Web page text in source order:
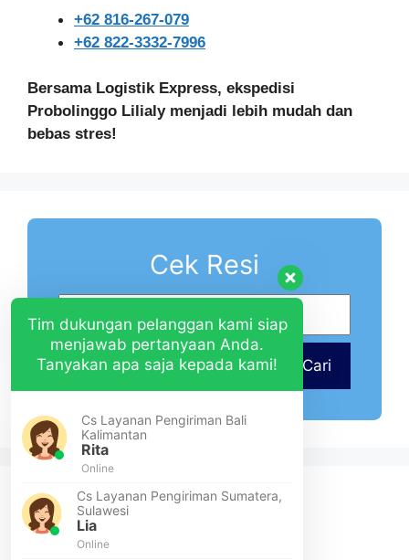
+62 816-267-079
+62 822-3332-7996
Bersama Logistik Express, ekspedisi
Probolinggo Lilialy menjadi lebih mudah dan
bebas stres!
Cek Resi
Cari
Tim dukungan pelanggan kami siap
menjawab pertanyaan Anda.
Tanyakan apa saja kepada kami!
Cs Layanan Pengiriman Bali
Kalimantan
Rita
Online
Cs Layanan Pengiriman Sumatera,
Sulawesi
Lia
Online